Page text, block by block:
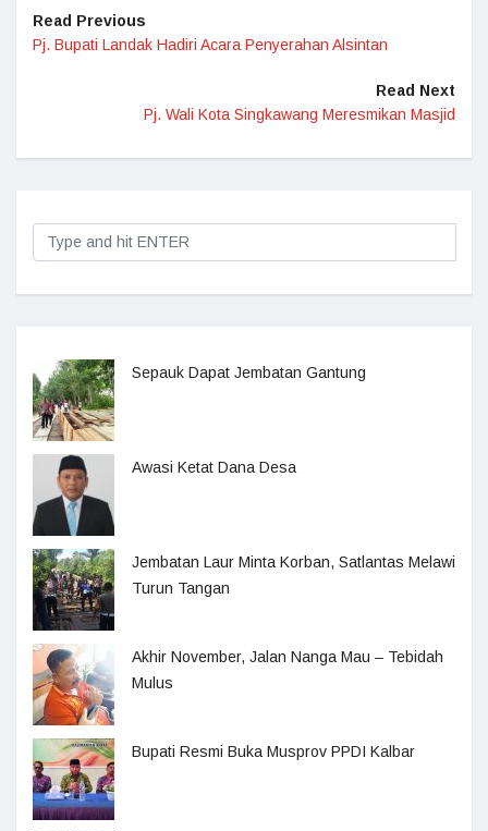
Read Previous
Pj. Bupati Landak Hadiri Acara Penyerahan Alsintan
Read Next
Pj. Wali Kota Singkawang Meresmikan Masjid
Sepauk Dapat Jembatan Gantung
Awasi Ketat Dana Desa
Jembatan Laur Minta Korban, Satlantas Melawi
Turun Tangan
Akhir November, Jalan Nanga Mau – Tebidah
Mulus
Bupati Resmi Buka Musprov PPDI Kalbar